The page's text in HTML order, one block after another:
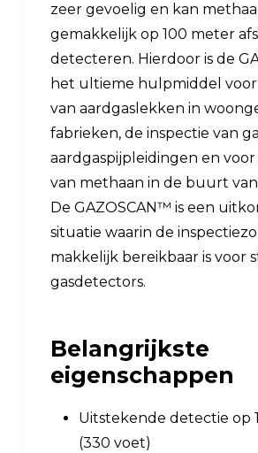
zeer gevoelig en kan
gemakkelijk op 100 meter
detecteren. Hierdoor is de
het ultieme hulpmiddel voor
van aardgaslekken in
fabrieken, de inspectie van
aardgaspijpleidingen en
van methaan in de buurt van
De GAZOSCAN™ is een
situatie waarin de
makkelijk bereikbaar is voor
gasdetectors.
Belangrijkste
eigenschappen
Uitstekende detectie op
(330 voet)